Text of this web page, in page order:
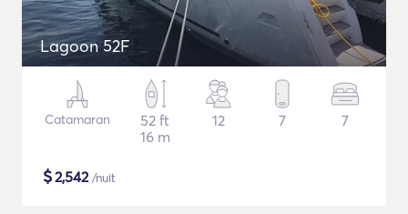
Lagoon 52F
Catamaran
52 ft
16 m
12 7 7
$2,542/nuit